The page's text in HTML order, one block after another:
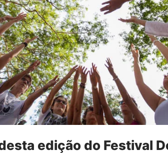
edição do Festival